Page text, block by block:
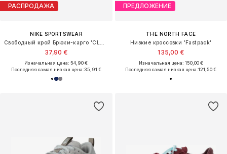
РАСПРОДАЖА
NIKE SPORTSWEAR
37,90 €
Изначальная цена: 54,90 €
Последняя самая низкая цена:35,91 €
ПРЕДЛОЖЕНИЕ
THE NORTH FACE
Низкие кроссовки 'Fastpack'
135,00 €
Изначальная цена: 150,00 €
Последняя самая низкая цена:121,50 €